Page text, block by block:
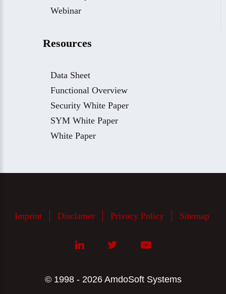
Webinar
Resources
Data Sheet
Functional Overview
Security White Paper
SYM White Paper
White Paper
Imprint Disclamer Privacy Policy Sitemap
© 1998 - 2026 AmdoSoft Systems